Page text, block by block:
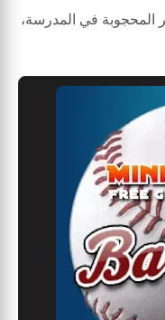
المحجوبة في المدرسة،